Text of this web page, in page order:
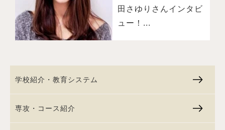
田さゆりさんインタビ
ュー！...
学校紹介・教育システム
専攻・コース紹介